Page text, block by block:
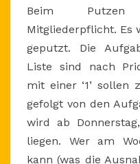
Beim
Mitgliederpflicht. Es
geputzt. Die
Liste sind nach
mit einer ‘1’ sollen
gefolgt von den
wird ab
liegen. Wer am
kann (was die